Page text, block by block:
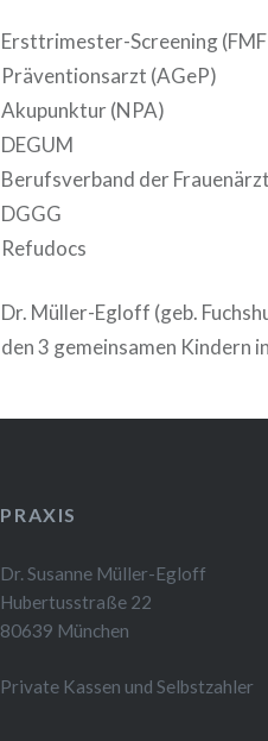
Ersttrimester-Screening
Präventionsarzt (AGeP)
Akupunktur (NPA)
DEGUM
Berufsverband der
DGGG
Refudocs
Dr. Müller-Egloff (geb.
den 3 gemeinsamen Kindern
PRAXIS
Dr. Susanne Müller-Egloff
Hubertusstraße 22
80639 München
Private Kassen und Selbstzahler